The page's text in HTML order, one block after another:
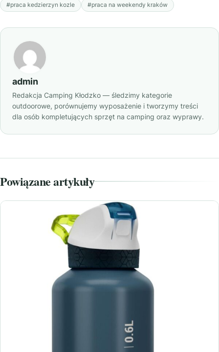
#praca kedzierzyn kozle
#praca na weekendy kraków
admin
Redakcja Camping Kłodzko — śledzimy kategorie
outdoorowe, porównujemy wyposażenie i tworzymy treści
dla osób kompletujących sprzęt na camping oraz wyprawy.
Powiązane artykuły